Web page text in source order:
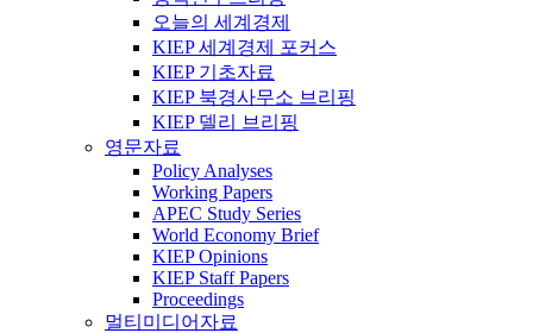
오늘의 세계경제
KIEP 세계경제 포커스
KIEP 기초자료
KIEP 북경사무소 브리핑
KIEP 델리 브리핑
영문자료
Policy Analyses
Working Papers
APEC Study Series
World Economy Brief
KIEP Opinions
KIEP Staff Papers
Proceedings
멀티미디어자료